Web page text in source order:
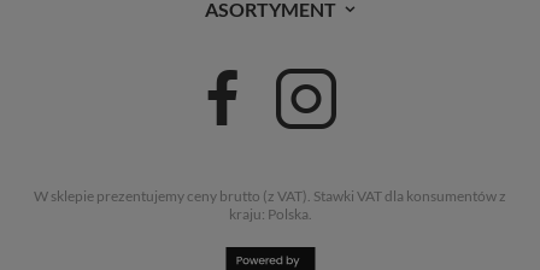
ASORTYMENT
W sklepie prezentujemy ceny brutto (z VAT). Stawki VAT dla konsumentów z
kraju: Polska.